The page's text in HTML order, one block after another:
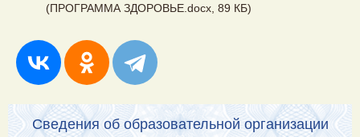
(ПРОГРАММА ЗДОРОВЬЕ.docx, 89 КБ)
Сведения об образовательной организации